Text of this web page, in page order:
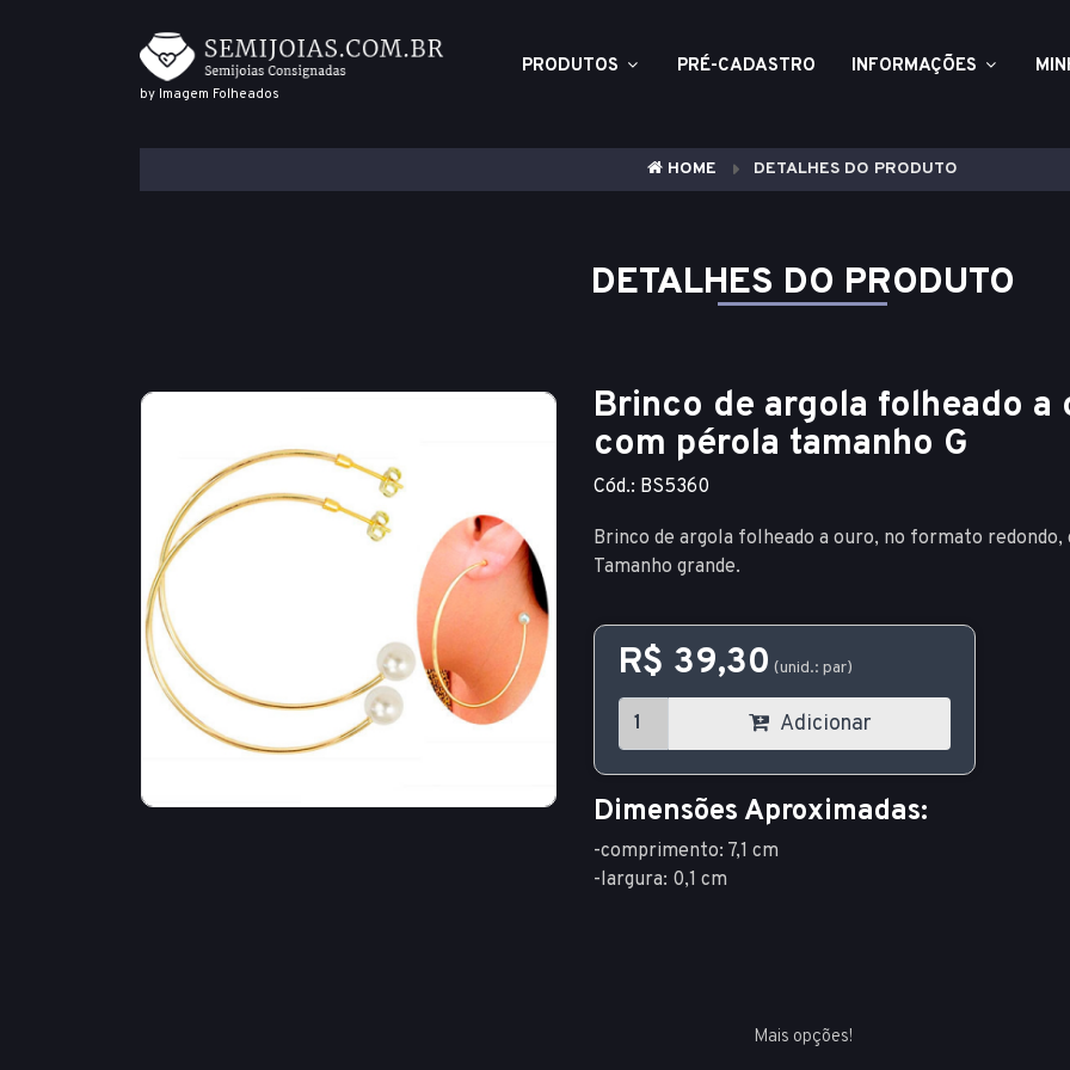
by Imagem Folheados
PRODUTOS PRÉ-CADASTRO INFORMAÇÕES
HOME DETALHES DO PRODUTO
DETALHES DO PRODUTO
Brinco de argola folheado
com pérola tamanho G
Cód.: BS5360
Brinco de argola folheado a ouro, no formato
Tamanho grande.
R$ 39,30 (unid.: par)
Adicionar
Dimensões Aproximadas:
-comprimento: 7,1 cm
-largura: 0,1 cm
Mais opções!